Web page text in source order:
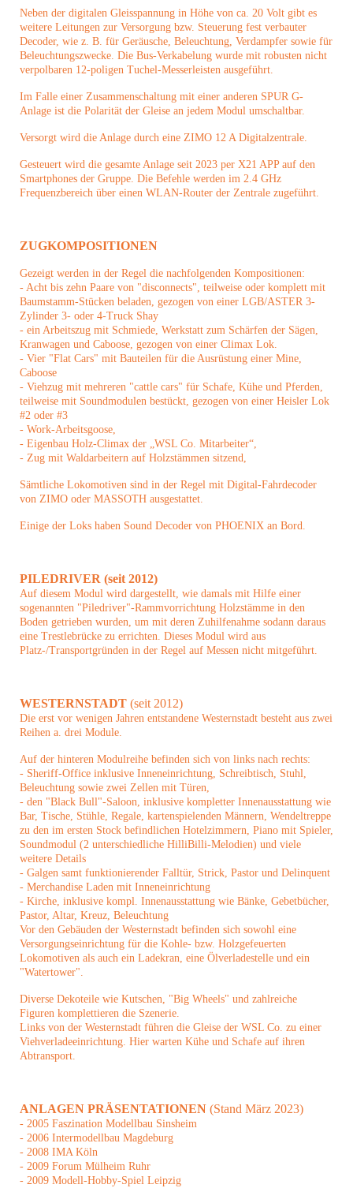
Neben der digitalen Gleisspannung in Höhe von ca. 20 Volt gibt es
weitere Leitungen zur Versorgung bzw. Steuerung fest verbauter
Decoder, wie z. B. für Geräusche, Beleuchtung, Verdampfer sowie für
Beleuchtungszwecke. Die Bus-Verkabelung wurde mit robusten nicht
verpolbaren 12-poligen Tuchel-Messerleisten ausgeführt.
Im Falle einer Zusammenschaltung mit einer anderen SPUR G-
Anlage ist die Polarität der Gleise an jedem Modul umschaltbar.
Versorgt wird die Anlage durch eine ZIMO 12 A Digitalzentrale.
Gesteuert wird die gesamte Anlage seit 2023 per X21 APP auf den
Smartphones der Gruppe. Die Befehle werden im 2.4 GHz
Frequenzbereich über einen WLAN-Router der Zentrale zugeführt.
ZUGKOMPOSITIONEN
Gezeigt werden in der Regel die nachfolgenden Kompositionen:
- Acht bis zehn Paare von "disconnects", teilweise oder komplett mit
Baumstamm-Stücken beladen, gezogen von einer LGB/ASTER 3-
Zylinder 3- oder 4-Truck Shay
- ein Arbeitszug mit Schmiede, Werkstatt zum Schärfen der Sägen,
Kranwagen und Caboose, gezogen von einer Climax Lok.
- Vier "Flat Cars" mit Bauteilen für die Ausrüstung einer Mine,
Caboose
- Viehzug mit mehreren "cattle cars" für Schafe, Kühe und Pferden,
teilweise mit Soundmodulen bestückt, gezogen von einer Heisler Lok
#2 oder #3
- Work-Arbeitsgoose,
- Eigenbau Holz-Climax der „WSL Co. Mitarbeiter“,
- Zug mit Waldarbeitern auf Holzstämmen sitzend,
Sämtliche Lokomotiven sind in der Regel mit Digital-Fahrdecoder
von ZIMO oder MASSOTH ausgestattet.
Einige der Loks haben Sound Decoder von PHOENIX an Bord.
PILEDRIVER (seit 2012)
Auf diesem Modul wird dargestellt, wie damals mit Hilfe einer
sogenannten "Piledriver"-Rammvorrichtung Holzstämme in den
Boden getrieben wurden, um mit deren Zuhilfenahme sodann daraus
eine Trestlebrücke zu errichten. Dieses Modul wird aus
Platz-/Transportgründen in der Regel auf Messen nicht mitgeführt.
WESTERNSTADT (seit 2012)
Die erst vor wenigen Jahren entstandene Westernstadt besteht aus zwei
Reihen a. drei Module.
Auf der hinteren Modulreihe befinden sich von links nach rechts:
- Sheriff-Office inklusive Inneneinrichtung, Schreibtisch, Stuhl,
Beleuchtung sowie zwei Zellen mit Türen,
- den "Black Bull"-Saloon, inklusive kompletter Innenausstattung wie
Bar, Tische, Stühle, Regale, kartenspielenden Männern, Wendeltreppe
zu den im ersten Stock befindlichen Hotelzimmern, Piano mit Spieler,
Soundmodul (2 unterschiedliche HilliBilli-Melodien) und viele
weitere Details
- Galgen samt funktionierender Falltür, Strick, Pastor und Delinquent
- Merchandise Laden mit Inneneinrichtung
- Kirche, inklusive kompl. Innenausstattung wie Bänke, Gebetbücher,
Pastor, Altar, Kreuz, Beleuchtung
Vor den Gebäuden der Westernstadt befinden sich sowohl eine
Versorgungseinrichtung für die Kohle- bzw. Holzgefeuerten
Lokomotiven als auch ein Ladekran, eine Ölverladestelle und ein
"Watertower".
Diverse Dekoteile wie Kutschen, "Big Wheels" und zahlreiche
Figuren komplettieren die Szenerie.
Links von der Westernstadt führen die Gleise der WSL Co. zu einer
Viehverladeeinrichtung. Hier warten Kühe und Schafe auf ihren
Abtransport.
ANLAGEN PRÄSENTATIONEN (Stand März 2023)
- 2005 Faszination Modellbau Sinsheim
- 2006 Intermodellbau Magdeburg
- 2008 IMA Köln
- 2009 Forum Mülheim Ruhr
- 2009 Modell-Hobby-Spiel Leipzig